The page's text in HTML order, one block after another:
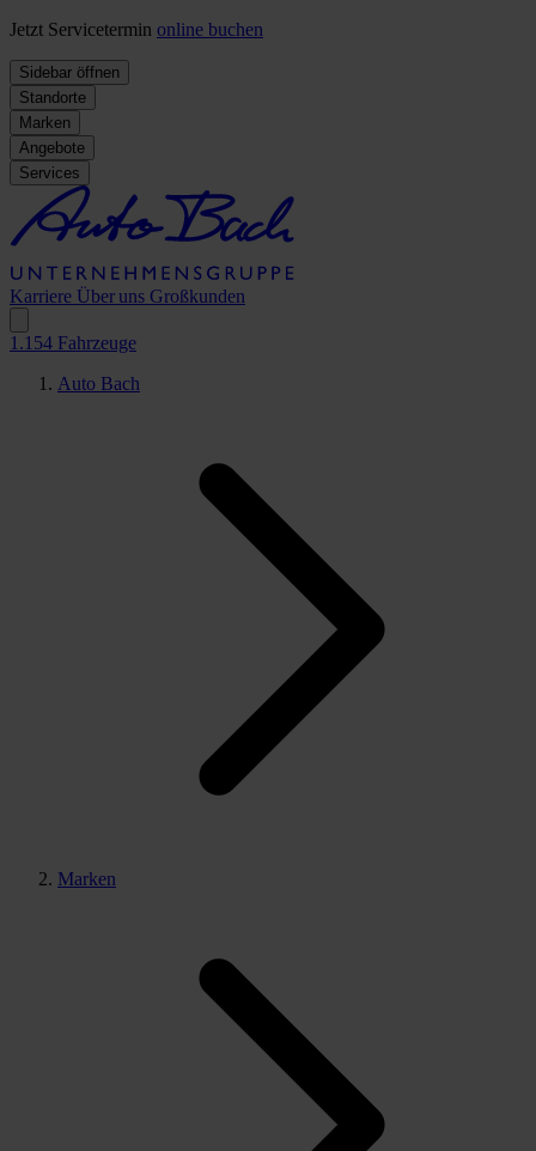
Jetzt Servicetermin online buchen
Sidebar öffnen
Standorte
Marken
Angebote
Services
Karriere Über uns Großkunden
1.154 Fahrzeuge
Auto Bach
Marken